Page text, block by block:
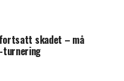
skadet – må
turnering